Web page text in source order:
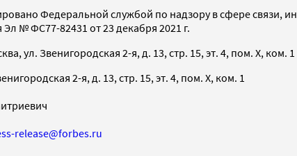
Федеральной службой по надзору в сфере
№ ФС77-82431 от 23 декабря 2021 г.
ул. Звенигородская 2-я, д. 13, стр. 15, эт. 4, пом. X, ком. 1
2-я, д. 13, стр. 15, эт. 4, пом. X, ком. 1
release@forbes.ru